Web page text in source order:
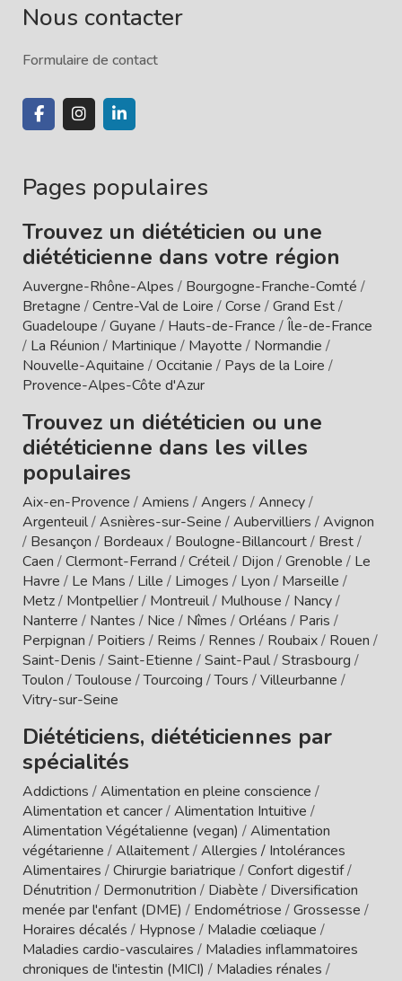
Nous contacter
Formulaire de contact
Pages populaires
Trouvez un diététicien ou une
diététicienne dans votre région
Auvergne-Rhône-Alpes / Bourgogne-Franche-Comté /
Bretagne /Centre-Val de Loire /Corse /Grand Est/
Guadeloupe /Guyane / Hauts-de-France /Île-de-France
/ La Réunion / Martinique / Mayotte / Normandie /
Nouvelle-Aquitaine /Occitanie / Pays de la Loire /
Provence-Alpes-Côte d'Azur
Trouvez un diététicien ou une
diététicienne dans les villes
populaires
Aix-en-Provence /Amiens /Angers /Annecy/
Argenteuil/Asnières-sur-Seine /Aubervilliers /Avignon
/ Besançon / Bordeaux/ Boulogne-Billancourt/ Brest/
Caen /Clermont-Ferrand /Créteil/ Dijon /Grenoble / Le
Havre / Le Mans / Lille / Limoges / Lyon / Marseille /
Metz/ Montpellier/ Montreuil/ Mulhouse / Nancy/
Nanterre / Nantes / Nice / Nîmes /Orléans / Paris /
Perpignan / Poitiers / Reims / Rennes / Roubaix/ Rouen /
Saint-Denis /Saint-Etienne /Saint-Paul/Strasbourg /
Toulon /Toulouse /Tourcoing /Tours /Villeurbanne /
Vitry-sur-Seine
Diététiciens, diététiciennes par
spécialités
Addictions /Alimentation en pleine conscience /
Alimentation et cancer/Alimentation Intuitive /
Alimentation Végétalienne (vegan) /Alimentation
végétarienne /Allaitement/Allergies / Intolérances
Alimentaires /Chirurgie bariatrique /Confort digestif/
Dénutrition / Dermonutrition / Diabète / Diversification
menée par l'enfant (DME) / Endométriose /Grossesse /
Horaires décalés / Hypnose / Maladie cœliaque /
Maladies cardio-vasculaires / Maladies inflammatoires
chroniques de l'intestin (MICI) / Maladies rénales /